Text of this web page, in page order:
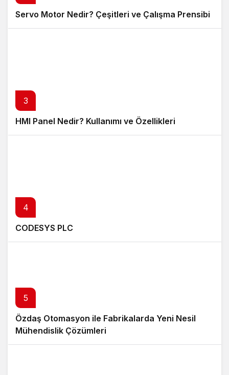
Servo Motor Nedir? Çeşitleri ve Çalışma Prensibi
3
HMI Panel Nedir? Kullanımı ve Özellikleri
4
CODESYS PLC
5
Özdaş Otomasyon ile Fabrikalarda Yeni Nesil
Mühendislik Çözümleri